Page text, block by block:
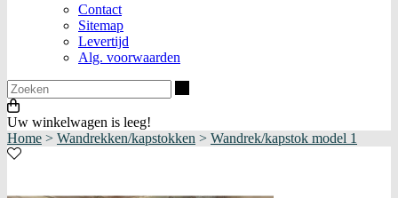
Contact
Sitemap
Levertijd
Alg. voorwaarden
Uw winkelwagen is leeg!
Home > Wandrekken/kapstokken > Wandrek/kapstok model 1